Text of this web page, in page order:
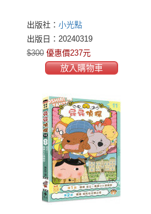
出版社： 小光點
出版日：20240319
$300 優惠價237元
放入購物車